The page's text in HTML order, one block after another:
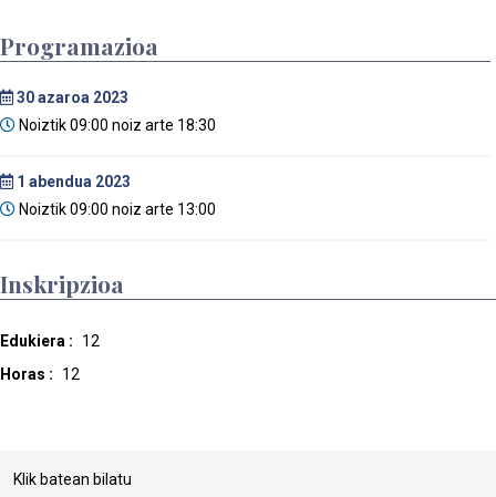
Programazioa
30azaroa 2023
Noiztik 09:00 noiz arte 18:30
1 abendua 2023
Noiztik 09:00 noiz arte 13:00
Inskripzioa
Edukiera :
12
Horas :
12
Klik batean bilatu